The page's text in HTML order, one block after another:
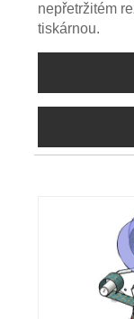
nepřetržitém
tiskárnou.